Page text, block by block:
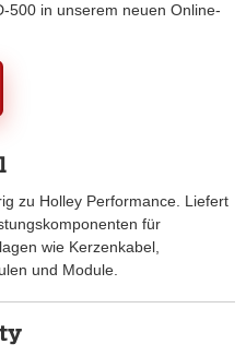
500 in unserem neuen Online-
zu Holley Performance. Liefert
für
wie Kerzenkabel,
und Module.